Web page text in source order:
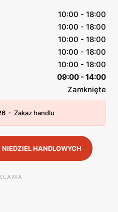
10:00 - 18:00
10:00 - 18:00
10:00 - 18:00
10:00 - 18:00
10:00 - 18:00
09:00 - 14:00
Zamknięte
- Zakaz handlu
HANDLOWYCH